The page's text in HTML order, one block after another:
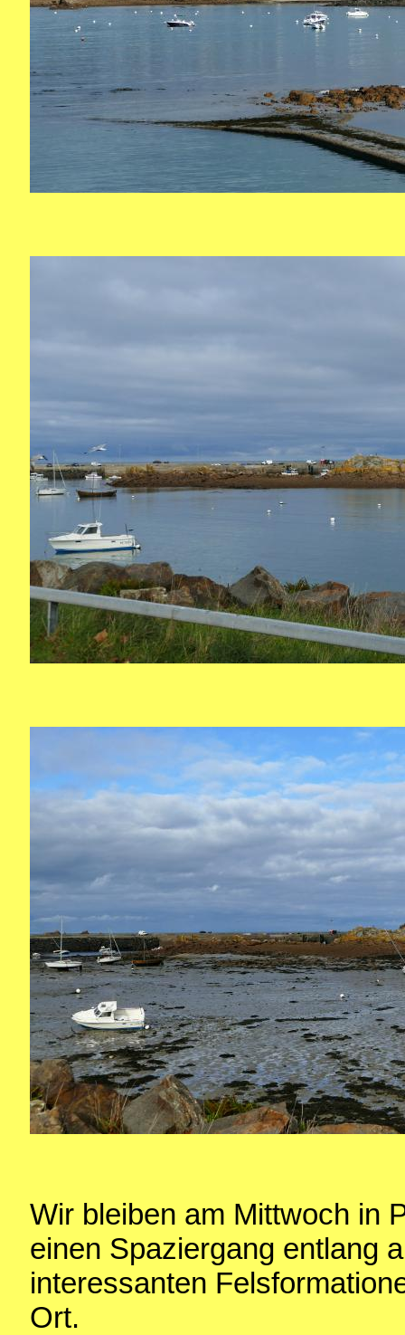
Wir bleiben am Mittwoch in
einen Spaziergang entlang
interessanten
Ort.